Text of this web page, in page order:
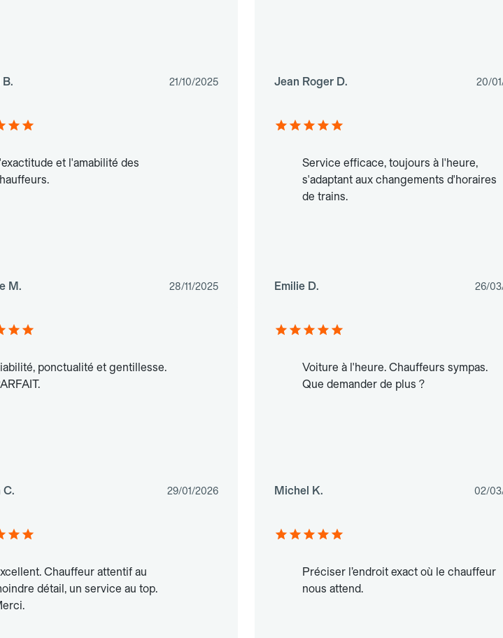
B. 21/10/2025 Jean Roger D. 20/
et l'amabilité des
M. 28/11/2025
Service efficace, toujours à l'heure,
s'adaptant aux changements d'horaires
de trains.
Emilie D. 26/
ponctualité et gentillesse.
C. 29/01/2026
Voiture à l'heure. Chauffeurs sympas.
Que demander de plus ?
Michel K. 02/
Chauffeur attentif au
détail, un service au top.
Préciser l’endroit exact où le chauffeur
nous attend.